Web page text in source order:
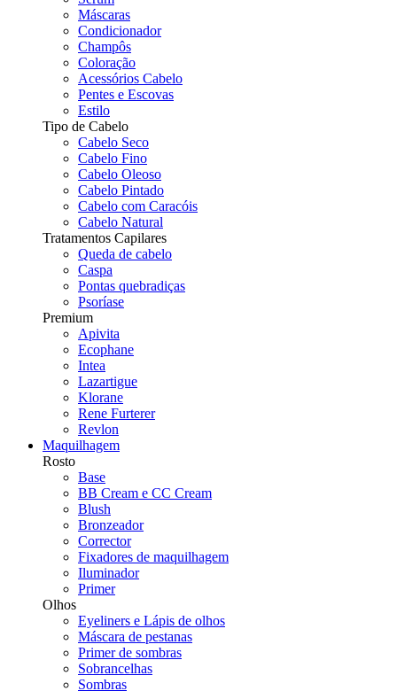
Máscaras
Condicionador
Champôs
Coloração
Acessórios Cabelo
Pentes e Escovas
Estilo
Tipo de Cabelo
Cabelo Seco
Cabelo Fino
Cabelo Oleoso
Cabelo Pintado
Cabelo com Caracóis
Cabelo Natural
Tratamentos Capilares
Queda de cabelo
Caspa
Pontas quebradiças
Psoríase
Premium
Apivita
Ecophane
Intea
Lazartigue
Klorane
Rene Furterer
Revlon
Maquilhagem
Rosto
Base
BB Cream e CC Cream
Blush
Bronzeador
Corrector
Fixadores de maquilhagem
Iluminador
Primer
Olhos
Eyeliners e Lápis de olhos
Máscara de pestanas
Primer de sombras
Sobrancelhas
Sombras